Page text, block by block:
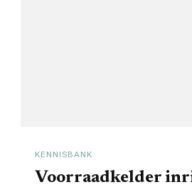
KENNISBANK
Voorraadkelder